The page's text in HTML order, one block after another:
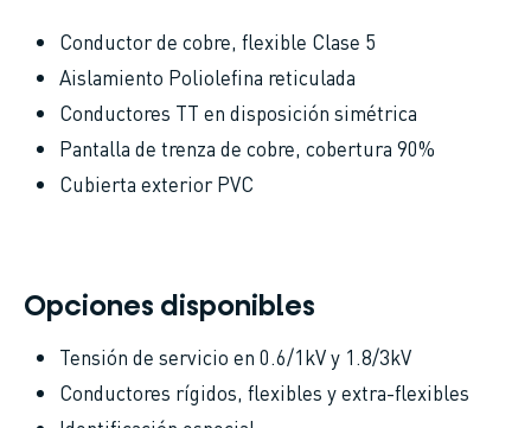
Conductor de cobre, flexible Clase 5
Aislamiento Poliolefina reticulada
Conductores TT en disposición simétrica
Pantalla de trenza de cobre, cobertura 90%
Cubierta exterior PVC
Opciones disponibles
Tensión de servicio en 0.6/1kV y 1.8/3kV
Conductores rígidos, flexibles y extra-flexibles